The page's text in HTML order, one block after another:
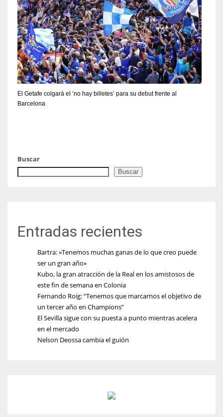
El Getafe colgará el ‘no hay billetes’ para su debut frente al
Barcelona
Buscar
Buscar
Entradas recientes
Bartra: «Tenemos muchas ganas de lo que creo puede
ser un gran año»
Kubo, la gran atracción de la Real en los amistosos de
este fin de semana en Colonia
Fernando Roig: “Tenemos que marcarnos el objetivo de
un tercer año en Champions”
El Sevilla sigue con su puesta a punto mientras acelera
en el mercado
Nelson Deossa cambia el guión